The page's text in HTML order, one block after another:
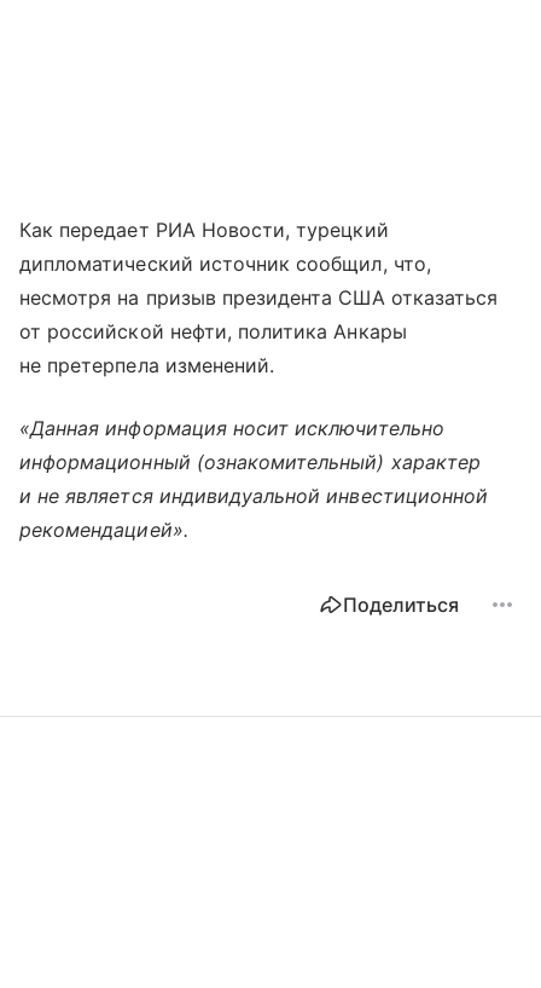
Как передает РИА Новости, турецкий
дипломатический источник сообщил, что,
несмотря на призыв президента США отказаться
от российской нефти, политика Анкары
не претерпела изменений.
«Данная информация носит исключительно
информационный (ознакомительный) характер
и не является индивидуальной инвестиционной
рекомендацией».
Поделиться